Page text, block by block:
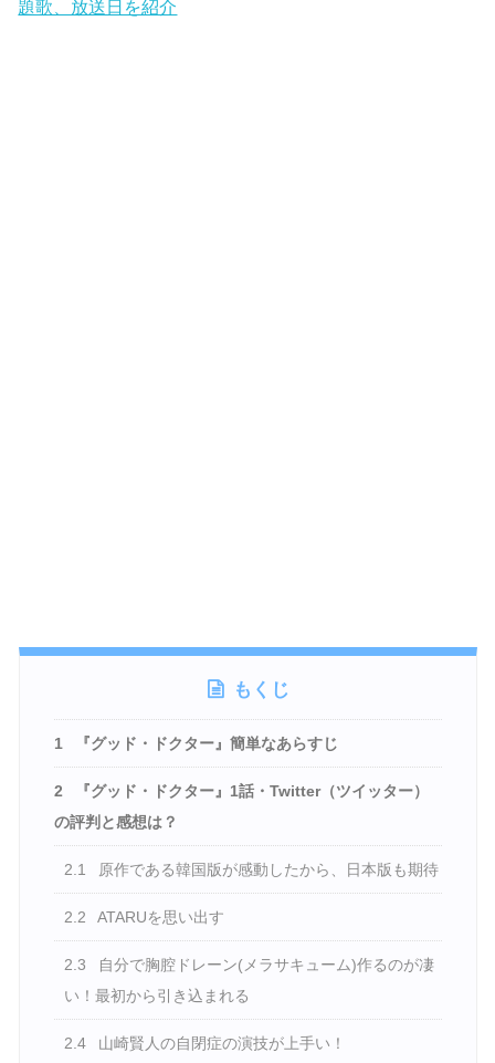
題歌、放送日を紹介
もくじ
1 『グッド・ドクター』簡単なあらすじ
2
『グッド・ドクター』1話・Twitter（ツイッター）
の評判と感想は？
2.1 原作である韓国版が感動したから、日本版も期待
2.2 ATARUを思い出す
2.3
自分で胸腔ドレーン(メラサキューム)作るのが凄
い！最初から引き込まれる
2.4 山崎賢人の自閉症の演技が上手い！